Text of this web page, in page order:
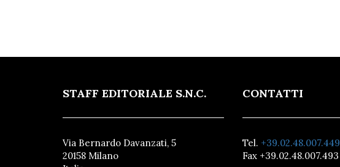
STAFF EDITORIALE S.N.C.
Via Bernardo Davanzati, 5
20158 Milano
CONTATTI
Tel. +39.02.48.007.449
Fax +39.02.48.007.493